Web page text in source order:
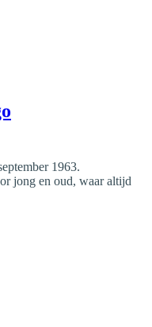
1963.
jong en oud, waar altijd